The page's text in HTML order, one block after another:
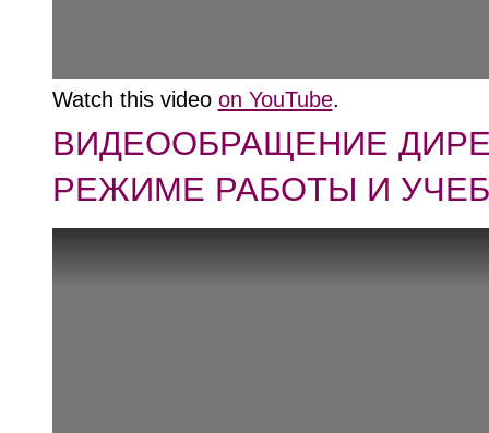
Watch this video on YouTube.
ВИДЕООБРАЩЕНИЕ
РЕЖИМЕ РАБОТЫ И